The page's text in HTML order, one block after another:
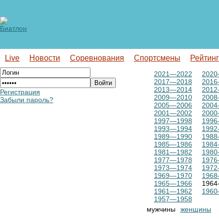
Live Новости Соревнования Спортсмены
Регистрация
Забыли пароль?
2021—2022
2017—2018
2013—2014
2009—2010
2005—2006
2001—2002
1997—1998
1993—1994
1989—1990
1985—1986
1981—1982
1977—1978
1973—1974
1969—1970
1965—1966
1961—1962
1957—1958
мужчины
женщины